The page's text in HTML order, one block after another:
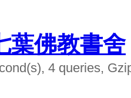
葉佛教書舍
4 queries,